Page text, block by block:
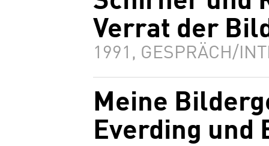
Verrat der
1991, GESPRÄCH/
Meine
Everding und